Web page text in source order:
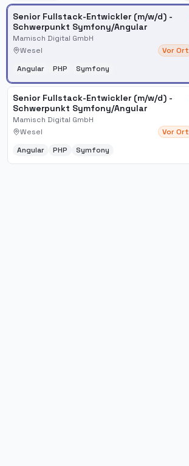
Senior Fullstack-Entwickler (m/w/d) -
Schwerpunkt Symfony/Angular
Mamisch Digital GmbH
Wesel
Vor Ort
Angular PHP Symfony
Senior Fullstack-Entwickler (m/w/d) -
Schwerpunkt Symfony/Angular
Mamisch Digital GmbH
Wesel
Vor Ort
Angular PHP Symfony